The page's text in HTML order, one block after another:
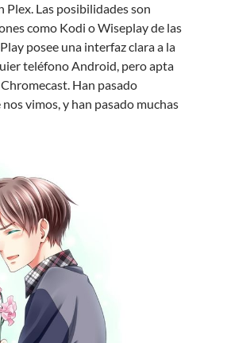
Las posibilidades son
como Kodi o Wiseplay de las
posee una interfaz clara a la
teléfono Android, pero apta
Han pasado
vimos, y han pasado muchas